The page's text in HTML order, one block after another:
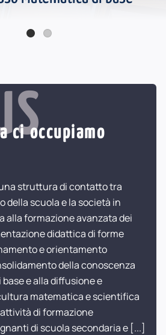
Podcast FDS - Katherine Johnson
ci occupiamo
struttura di contatto tra
della scuola e la società in
alla formazione avanzata dei
didattica di forme
e orientamento
della conoscenza
e alla diffusione e
matematica e scientifica
di formazione
di scuola secondaria e [...]